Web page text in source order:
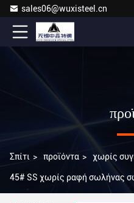
sales06@wuxisteel.cn
Σπίτι > προϊόντα > χωρίς
45# SS χωρίς ραφή σωλήνας